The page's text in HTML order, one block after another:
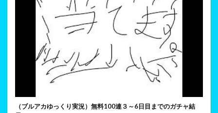
（ブルアカゆっくり実況）無料100連３～6日目までのガチャ結